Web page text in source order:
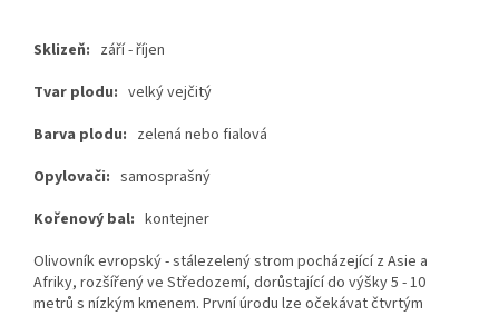
Sklizeň: září - říjen
Tvar plodu: velký vejčitý
Barva plodu: zelená nebo fialová
Opylovači: samosprašný
Kořenový bal: kontejner
Olivovník evropský - stálezelený strom pocházející z Asie a
Afriky, rozšířený ve Středozemí, dorůstající do výšky 5 - 10
metrů s nízkým kmenem. První úrodu lze očekávat čtvrtým